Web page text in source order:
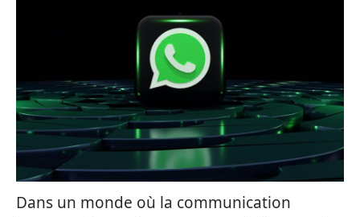
Dans un monde où la communication